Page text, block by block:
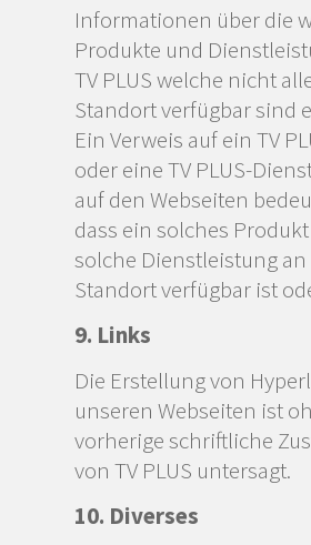
Informationen über die
Produkte und
TV PLUS welche nicht
Standort verfügbar sind
Ein Verweis auf ein TV
oder eine TV PLUS-
auf den Webseiten
dass ein solches
solche Dienstleistung
Standort verfügbar ist
9. Links
Die Erstellung von
unseren Webseiten ist
vorherige schriftliche
von TV PLUS untersagt.
10. Diverses